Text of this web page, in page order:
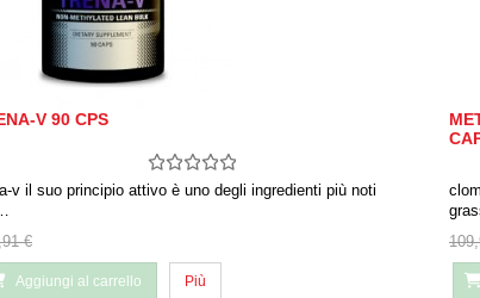
V 90 CPS
v il suo principio attivo è uno degli ingredienti più noti
€
Aggiungi al carrello Più